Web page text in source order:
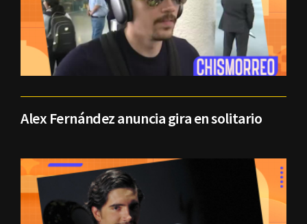
Alex Fernández anuncia gira en solitario